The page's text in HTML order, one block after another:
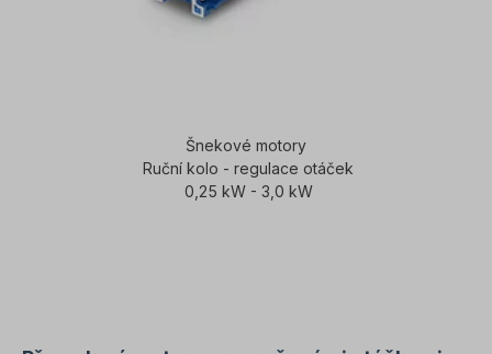
Šnekové motory
Ruční kolo - regulace otáček
0,25 kW - 3,0 kW